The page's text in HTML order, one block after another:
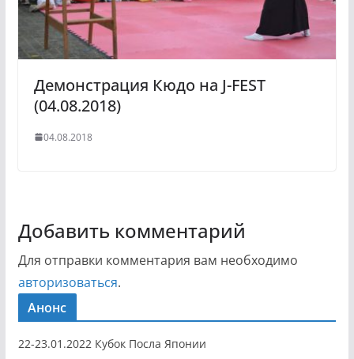
Демонстрация Кюдо на J-FEST
(04.08.2018)
04.08.2018
Добавить комментарий
Для отправки комментария вам необходимо
авторизоваться.
Анонс
22-23.01.2022 Кубок Посла Японии